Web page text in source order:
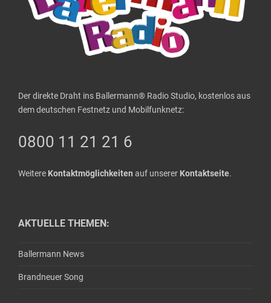
Der direkte Draht ins Ballermann® Radio Studio, kostenlos aus
dem deutschen Festnetz und Mobilfunknetz:
0800 11 21 21 6
Weitere Kontaktmöglichkeiten auf unserer Kontaktseite.
AKTUELLE THEMEN:
Ballermann News
Brandneuer Song